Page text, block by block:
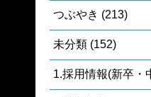
つぶやき (213)
未分類 (152)
1.採用情報(新卒・